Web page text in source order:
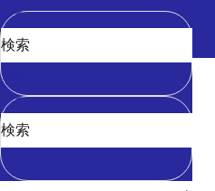
消去
グ